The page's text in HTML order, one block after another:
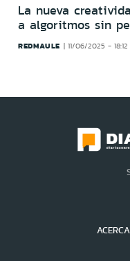
La nueva
a algoritmos sin
REDMAULE 11/06/2025 - 18:12